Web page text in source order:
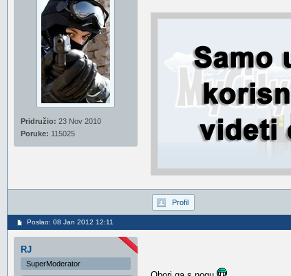
Pridružio: 23 Nov 2010
Poruke: 115025
Profil
Poslao: 08 Jan 2012 12:11
RJ
SuperModerator